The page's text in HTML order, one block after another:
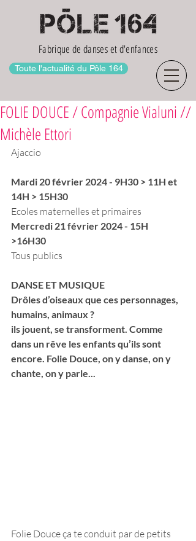
Fabrique de danses et d'enfances
Toute l'actualité du Pôle 164
FOLIE DOUCE / Compagnie Vialuni //
Michèle Ettori
Ajaccio
Mardi 20 février 2024 - 9H30 > 11H et
14H > 15H30
Ecoles maternelles et primaires
Mercredi 21 février 2024 - 15H
>16H30
Tous publics
DANSE ET MUSIQUE
Drôles d’oiseaux que ces personnages,
humains, animaux ?
ils jouent, se transforment. Comme
dans un rêve les enfants qu’ils sont
encore. Folie Douce, on y danse, on y
chante, on y parle...
Folie Douce ça te conduit par de petits